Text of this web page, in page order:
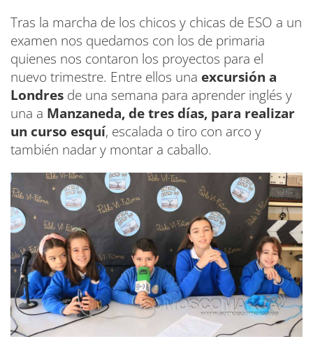
Tras la marcha de los chicos y chicas de ESO a un
examen nos quedamos con los de primaria
quienes nos contaron los proyectos para el
nuevo trimestre. Entre ellos una excursión a
Londres de una semana para aprender inglés y
una a Manzaneda, de tres días, para realizar
un curso esquí, escalada o tiro con arco y
también nadar y montar a caballo.